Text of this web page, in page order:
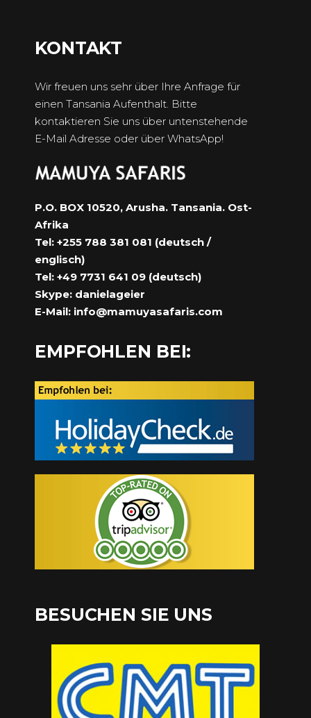
KONTAKT
Wir freuen uns sehr über Ihre Anfrage für
einen Tansania Aufenthalt. Bitte
kontaktieren Sie uns über untenstehende
E-Mail Adresse oder über WhatsApp!
P.O. BOX 10520, Arusha. Tansania. Ost-
Afrika
Tel: +255 788 381 081 (deutsch /
englisch)
Tel: +49 7731 641 09 (deutsch)
Skype: danielageier
E-Mail: info@mamuyasafaris.com
EMPFOHLEN BEI:
BESUCHEN SIE UNS